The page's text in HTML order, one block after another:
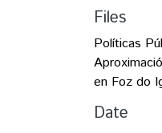
Files
Políticas
en Foz do
Date